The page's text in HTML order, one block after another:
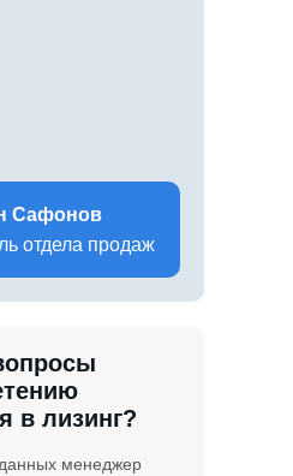
в лизинг?
менеджер
Сафонов
отдела продаж